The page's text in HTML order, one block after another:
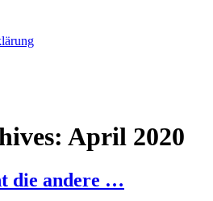
April 2020
die andere …